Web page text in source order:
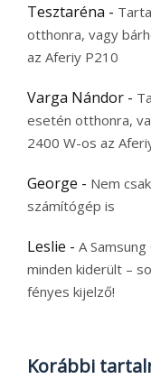
Tesztaréna -
otthonra, vagy
az Aferiy P210
Varga Nándor -
esetén otthonra,
2400 W-os az
George - Nem
számítógép is
Leslie - A
minden kiderült –
fényes kijelző!
Korábbi